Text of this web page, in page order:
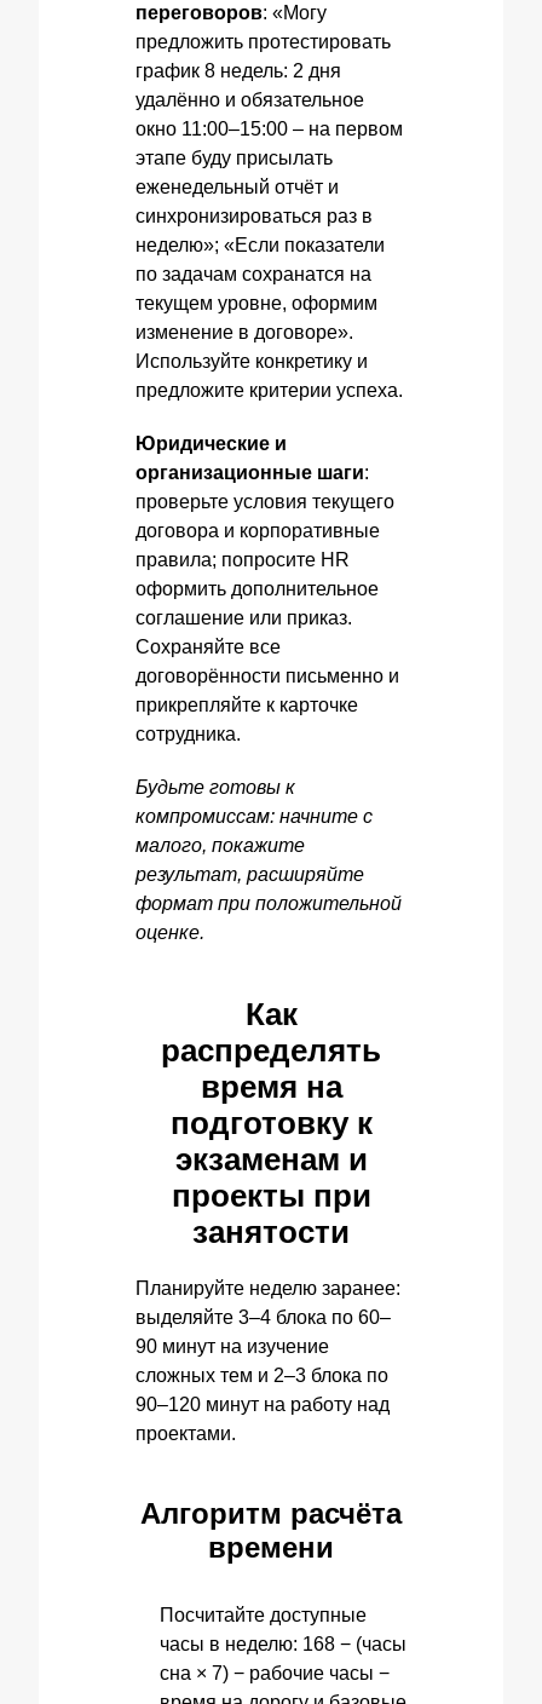
переговоров: «Могу
предложить протестировать
график 8 недель: 2 дня
удалённо и обязательное
окно 11:00–15:00 – на первом
этапе буду присылать
еженедельный отчёт и
синхронизироваться раз в
неделю»; «Если показатели
по задачам сохранатся на
текущем уровне, оформим
изменение в договоре».
Используйте конкретику и
предложите критерии успеха.
Юридические и
организационные шаги:
проверьте условия текущего
договора и корпоративные
правила; попросите HR
оформить дополнительное
соглашение или приказ.
Сохраняйте все
договорённости письменно и
прикрепляйте к карточке
сотрудника.
Будьте готовы к
компромиссам: начните с
малого, покажите
результат, расширяйте
формат при положительной
оценке.
Как
распределять
время на
подготовку к
экзаменам и
проекты при
занятости
Планируйте неделю заранее:
выделяйте 3–4 блока по 60–
90 минут на изучение
сложных тем и 2–3 блока по
90–120 минут на работу над
проектами.
Алгоритм расчёта
времени
Посчитайте доступные
часы в неделю: 168 − (часы
сна × 7) − рабочие часы −